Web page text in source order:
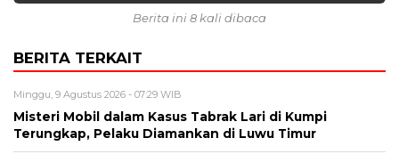
Berita ini 8 kali dibaca
BERITA TERKAIT
Minggu, 9 Agustus 2026 - 07:29 WIB
Misteri Mobil dalam Kasus Tabrak Lari di Kumpi
Terungkap, Pelaku Diamankan di Luwu Timur